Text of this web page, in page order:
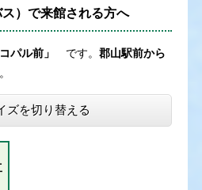
）で来館される方へ
コパル前」 です。 郡山駅前から
ズを切り替える